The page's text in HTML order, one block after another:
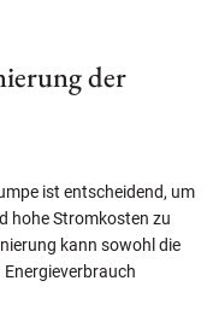
der
ist entscheidend, um
hohe Stromkosten zu
kann sowohl die